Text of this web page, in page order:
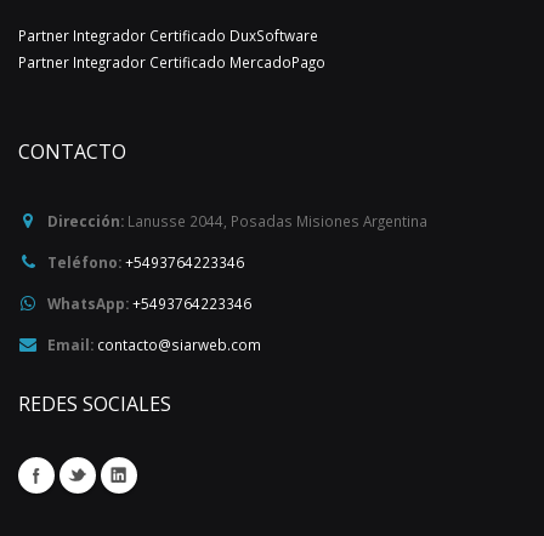
Partner Integrador Certificado DuxSoftware
Partner Integrador Certificado MercadoPago
CONTACTO
Dirección: Lanusse 2044 Posadas Misiones Argentina
Teléfono:+5493764223346
WhatsApp:+5493764223346
Email: contacto@siarweb.com
REDES SOCIALES